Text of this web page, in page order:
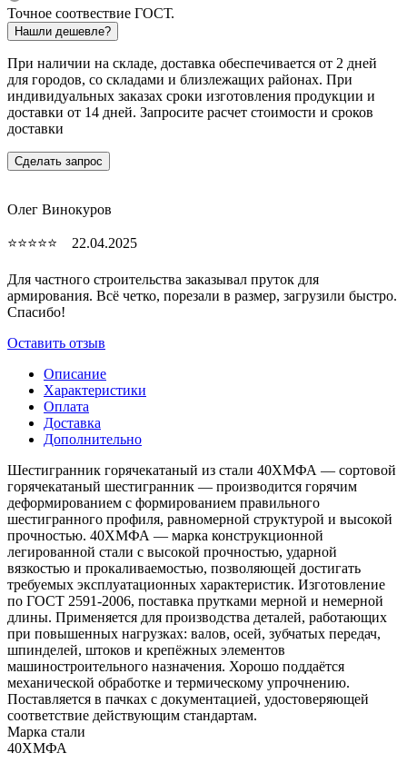
Точное соотвествие ГОСТ.
Нашли дешевле?
При наличии на складе, доставка обеспечивается от 2 дней
для городов, со складами и близлежащих районах. При
индивидуальных заказах сроки изготовления продукции и
доставки от 14 дней. Запросите расчет стоимости и сроков
доставки
Сделать запрос
Олег Винокуров
⭐⭐⭐⭐⭐ 22.04.2025
Для частного строительства заказывал пруток для
армирования. Всё четко, порезали в размер, загрузили быстро.
Спасибо!
Оставить отзыв
Описание
Характеристики
Оплата
Доставка
Дополнительно
Шестигранник горячекатаный из стали 40ХМФА — сортовой
горячекатаный шестигранник — производится горячим
деформированием с формированием правильного
шестигранного профиля, равномерной структурой и высокой
прочностью. 40ХМФА — марка конструкционной
легированной стали с высокой прочностью, ударной
вязкостью и прокаливаемостью, позволяющей достигать
требуемых эксплуатационных характеристик. Изготовление
по ГОСТ 2591-2006, поставка прутками мерной и немерной
длины. Применяется для производства деталей, работающих
при повышенных нагрузках: валов, осей, зубчатых передач,
шпинделей, штоков и крепёжных элементов
машиностроительного назначения. Хорошо поддаётся
механической обработке и термическому упрочнению.
Поставляется в пачках с документацией, удостоверяющей
соответствие действующим стандартам.
Марка стали
40ХМФА